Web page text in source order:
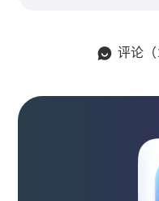
评论（